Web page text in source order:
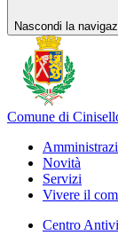
Nascondi la
Comune di
Novità
Servizi
Vivere il
Centro